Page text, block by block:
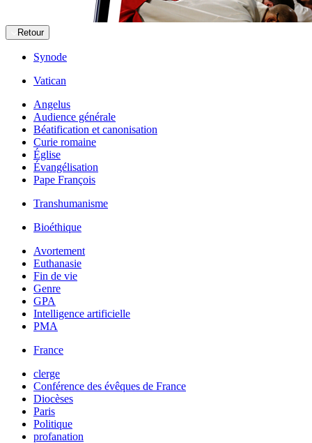
Retour
Synode
Vatican
Angelus
Audience générale
Béatification et canonisation
Curie romaine
Église
Évangélisation
Pape François
Transhumanisme
Bioéthique
Avortement
Euthanasie
Fin de vie
Genre
GPA
Intelligence artificielle
PMA
France
clerge
Conférence des évêques de France
Diocèses
Paris
Politique
profanation